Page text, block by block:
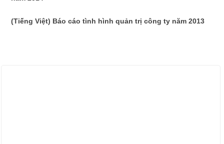
(Tiếng Việt) Báo cáo tình hình quản trị công ty năm 2013